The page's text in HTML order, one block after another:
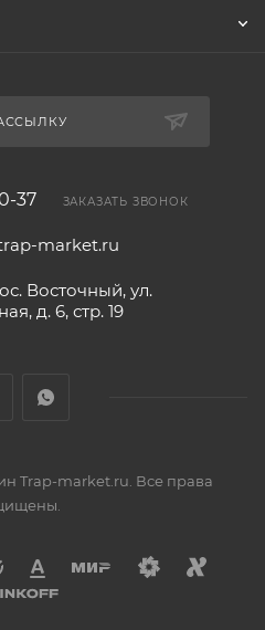
37 ЗАКАЗАТЬ ЗВОНОК
market.ru
Восточный, ул.
д. 6, стр. 19
Trap-market.ru. Все права